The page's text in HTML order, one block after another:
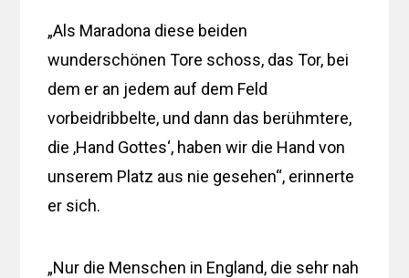
„Als Maradona diese beiden
wunderschönen Tore schoss, das Tor, bei
dem er an jedem auf dem Feld
vorbeidribbelte, und dann das berühmtere,
die ‚Hand Gottes‘, haben wir die Hand von
unserem Platz aus nie gesehen“, erinnerte
er sich.
„Nur die Menschen in England, die sehr nah